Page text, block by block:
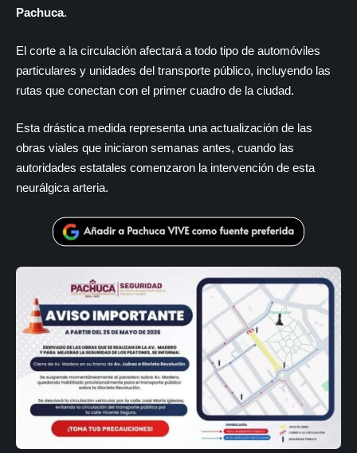
Pachuca.
El corte a la circulación afectará a todo tipo de automóviles
particulares y unidades del transporte público, incluyendo las
rutas que conectan con el primer cuadro de la ciudad.
Esta drástica medida representa una actualización de las
obras viales que iniciaron semanas antes, cuando las
autoridades estatales comenzaron la intervención de esta
neurálgica arteria.